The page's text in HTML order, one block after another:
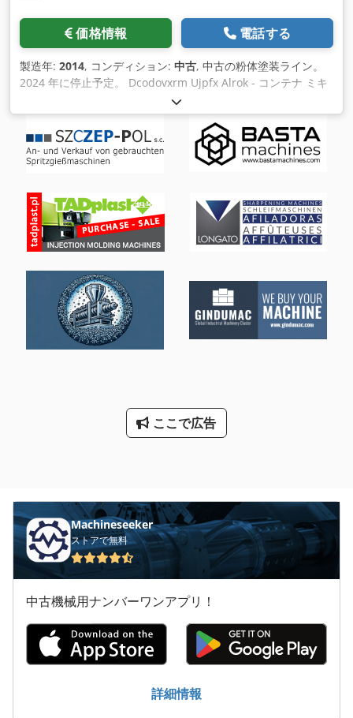
価格情報 電話する
製造年: 2014, コンディション: 中古, 中古の粉体塗装ライン。
2024 年に停止予定。 Dcodovxrm Ujpfx Alrok - コンテナ ミキ
サー Mixaco、タイプ CM1000-MT、ステンレス タンク 4 個付
き、800Ltr 新品: 2014 年 - 押出機 Coperion、ZSK 43 MV、新
品: 2014 年 - SBS 冷却コンベア、幅 800mm x 長さ 5000mm -
ミル Hosokawa Alpine、タイプ ACM40 EC CL、新品: 2014 年
- 投与装置 Gericke、タイプ GL D 7、新品: 2014 年 - 供給装置
Alpine、新品: 2014 年 - ステンレス サイクロン 直径: 500 mm
- 回転スクリーン AZO、タイプ E 240、2 台 - ポケット フィル
ター、45 kW 電気付き。モーター - 冷却ユニット Climaveneta
typ NX/K 0914P - 冷却ユニット Climaveneta typ NX/K 0552P
ここで広告
Machineseeker
ストアで無料
中古機械用ナンバーワンアプリ！
詳細情報